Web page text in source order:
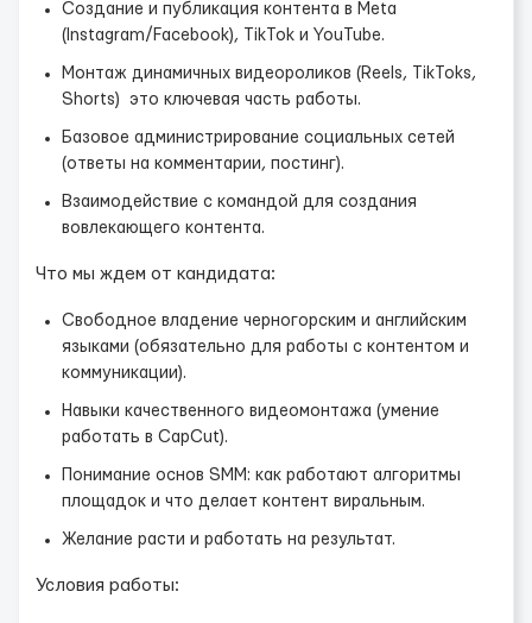
Создание и публикация контента в Meta
(Instagram/Facebook), TikTok и YouTube.
Монтаж динамичных видеороликов (Reels, TikToks,
Shorts) это ключевая часть работы.
Базовое администрирование социальных сетей
(ответы на комментарии, постинг).
Взаимодействие с командой для создания
вовлекающего контента.
Что мы ждем от кандидата:
Свободное владение черногорским и английским
языками (обязательно для работы с контентом и
коммуникации).
Навыки качественного видеомонтажа (умение
работать в CapCut).
Понимание основ SMM: как работают алгоритмы
площадок и что делает контент виральным.
Желание расти и работать на результат.
Условия работы: